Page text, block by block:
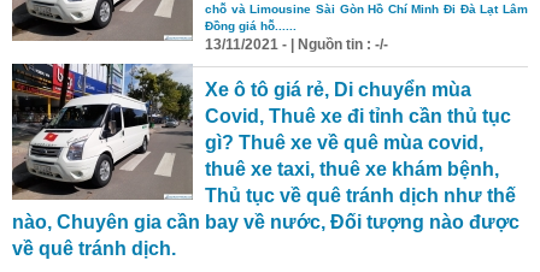
chỗ và Limousine Sài Gòn Hồ Chí Minh Đi Đà Lạt Lâm
Đồng giá hỗ......
13/11/2021 - | Nguồn tin : -/-
Xe ô tô giá rẻ, Di chuyển mùa
Covid, Thuê xe đi tỉnh cần thủ tục
gì? Thuê xe về quê mùa covid,
thuê xe taxi, thuê xe khám bệnh,
Thủ tục về quê tránh dịch như thế
nào, Chuyên gia cần bay về nước, Đối tượng nào được
về quê tránh dịch.